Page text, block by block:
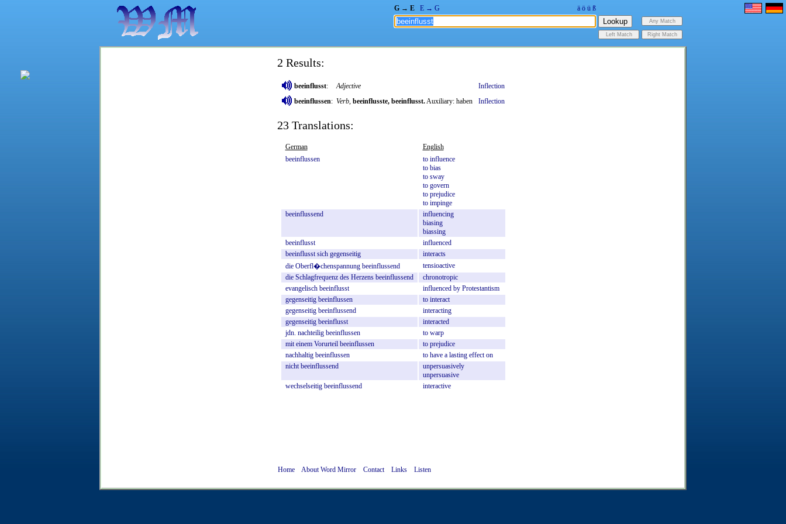
G → E E → G ä ö ü ß
2 Results:
beeinflusst: Adjective
Inflection
beeinflussen: Verb, beeinflusste, beeinflusst.Auxiliary: haben Inflection
23 Translations:
German
English
beeinflussen
to influence
to bias
to sway
to govern
to prejudice
to impinge
beeinflussend
influencing
biasing
biassing
beeinflusst
influenced
beeinflusst sich gegenseitig
interacts
die Oberfl�chenspannung beeinflussend
tensioactive
die Schlagfrequenz des Herzens beeinflussend
chronotropic
evangelisch beeinflusst influenced by Protestantism
gegenseitig beeinflussen to interact
gegenseitig beeinflussend
interacting
gegenseitig beeinflusst
interacted
jdn. nachteilig beeinflussen to warp
mit einem Vorurteil beeinflussen to prejudice
nachhaltig beeinflussen to have a lasting effect on
nicht beeinflussend
unpersuasively
unpersuasive
wechselseitig beeinflussend interactive
Home About Word Mirror Contact Links Listen